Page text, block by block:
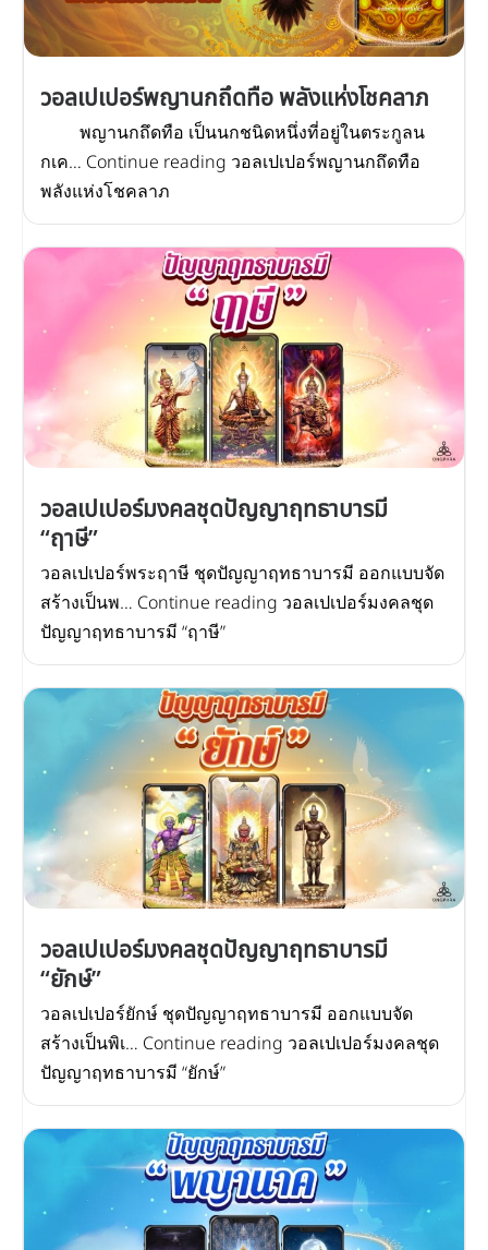
วอลเปเปอร์พญานกถึดทือ พลังแห่งโชคลาภ
พญานกถึดทือ เป็นนกชนิดหนึ่งที่อยู่ในตระกูลน
กเค… Continue reading วอลเปเปอร์พญานกถึดทือ
พลังแห่งโชคลาภ
วอลเปเปอร์มงคลชุดปัญญาฤทธาบารมี
“ฤาษี”
วอลเปเปอร์พระฤาษี ชุดปัญญาฤทธาบารมี ออกแบบจัด
สร้างเป็นพ… Continue reading วอลเปเปอร์มงคลชุด
ปัญญาฤทธาบารมี “ฤาษี”
วอลเปเปอร์มงคลชุดปัญญาฤทธาบารมี
“ยักษ์”
วอลเปเปอร์ยักษ์ ชุดปัญญาฤทธาบารมี ออกแบบจัด
สร้างเป็นพิเ… Continue reading วอลเปเปอร์มงคลชุด
ปัญญาฤทธาบารมี “ยักษ์”